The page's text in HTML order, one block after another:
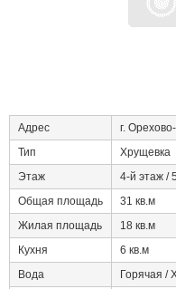
Адрес
г.
Тип
Хрущевка
Этаж
4-й этаж /
Общая площадь
31 кв.м
Жилая площадь
18 кв.м
Кухня
6 кв.м
Вода
Горячая /